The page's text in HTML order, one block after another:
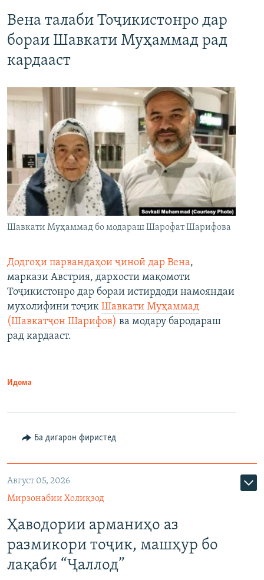
Вена талаби Тоҷикистонро дар
бораи Шавкати Муҳаммад рад
кардааст
Шавкати Муҳаммад бо модараш Шарофат Шарифова
Додгоҳи парвандаҳои ҷиноӣ дар Вена,
маркази Австрия, дархости мақомоти
Тоҷикистонро дар бораи истирдоди намояндаи
мухолифини тоҷик Шавкати Муҳаммад
(Шавкатҷон Шарифов) ва модару бародараш
рад кардааст.
Идома
Ба дигарон фиристед
Август 05, 2026
Мирзонабии Холиқзод
Ҳаводории арманиҳо аз
размикори тоҷик, машҳур бо
лақаби “Ҷаллод”